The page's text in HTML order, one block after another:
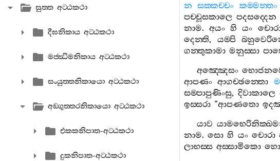
සුත‍්ත අට‍්ඨකථා
දීඝනිකාය අට‍්ඨකථා
මජ‍්ඣිමනිකාය අට‍්ඨකථා
සංයුත‍්තනිකායො අට‍්ඨකථා
අඞ‍්ගුත‍්තරනිකායො අට‍්ඨකථා
එකකනිපාත-අට‍්ඨකථා
දුකනිපාත-අට‍්ඨකථා
න සක‍්කච‍්චං කම‍්මන‍්තං
පච‍්චූසකාලෙ පදසද‍්දෙන
නාම.අයං හි යං
දෙන‍්ති, යම‍්පි
ගන‍්තුකාමා මනුස‍්සා
අඤ‍්ඤෙසං
ආපණං ආගච‍්ඡන‍්තො
සම‍්පාපුණිංසු, දිවාකාලෙ
ඉස‍්සරා “ආපණතො
යාව
නාම.සො හි යං චොරා
ලාභස‍්ස අස‍්සාමිකො